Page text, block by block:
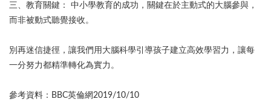
三、教育關鍵： 中小學教育的成功，關鍵在於主動式的大腦參與，
而非被動式聽覺接收。
別再迷信捷徑，讓我們用大腦科學引導孩子建立高效學習力，讓每
一分努力都精準轉化為實力。
參考資料：BBC英倫網2019/10/10